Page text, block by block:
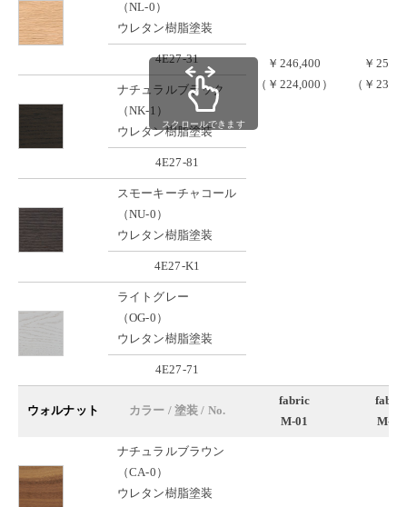
￥246,400
（￥224,000）
￥
（￥
（NL-0）
ウレタン樹脂塗装
4E27-31
ナチュラルブラック
（NK-1）
ウレタン樹脂塗装
4E27-81
スモーキーチャコール
（NU-0）
ウレタン樹脂塗装
4E27-K1
ライトグレー
（OG-0）
ウレタン樹脂塗装
4E27-71
ウォルナット カラー / 塗装 / No.
fabric
M-01
fabric
M-02
ナチュラルブラウン
（CA-0）
ウレタン樹脂塗装
スクロールできます